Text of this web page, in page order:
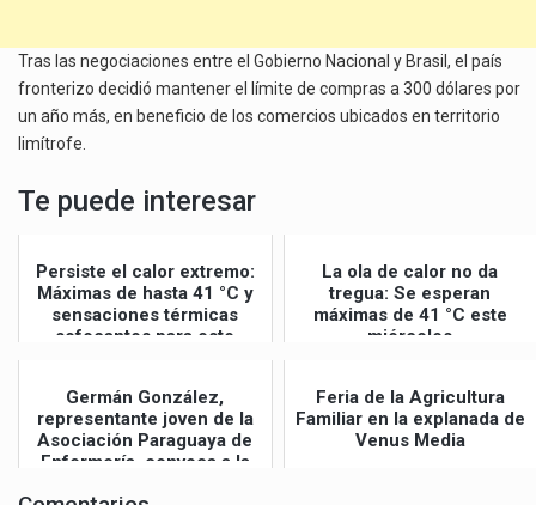
Tras las negociaciones entre el Gobierno Nacional y Brasil, el país
fronterizo decidió mantener el límite de compras a 300 dólares por
un año más, en beneficio de los comercios ubicados en territorio
limítrofe.
Te puede interesar
Persiste el calor extremo:
Máximas de hasta 41 °C y
sensaciones térmicas
sofocantes para este
La ola de calor no da
tregua: Se esperan
máximas de 41 °C este
miércoles
Germán González,
representante joven de la
Asociación Paraguaya de
Enfermería, convoca a la
Feria de la Agricultura
Familiar en la explanada de
Venus Media